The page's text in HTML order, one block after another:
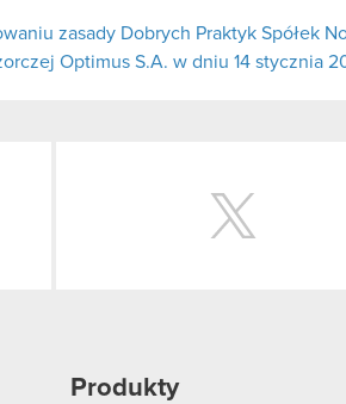
zasady Dobrych Praktyk Spółek
Optimus S.A. w dniu 14 stycznia
Produkty